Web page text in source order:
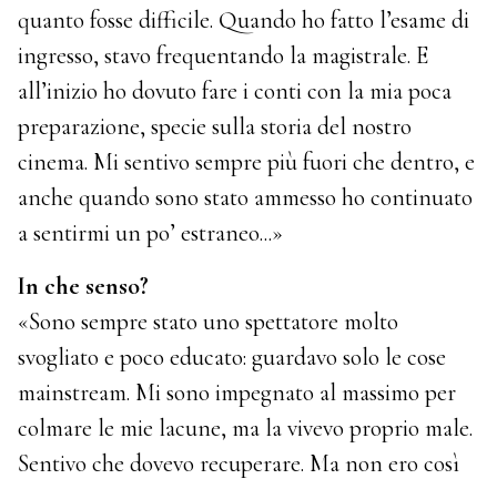
quanto fosse difficile. Quando ho fatto l’esame di
ingresso, stavo frequentando la magistrale. E
all’inizio ho dovuto fare i conti con la mia poca
preparazione, specie sulla storia del nostro
cinema. Mi sentivo sempre più fuori che dentro, e
anche quando sono stato ammesso ho continuato
a sentirmi un po’ estraneo...»
In che senso?
«Sono sempre stato uno spettatore molto
svogliato e poco educato: guardavo solo le cose
mainstream. Mi sono impegnato al massimo per
colmare le mie lacune, ma la vivevo proprio male.
Sentivo che dovevo recuperare. Ma non ero così